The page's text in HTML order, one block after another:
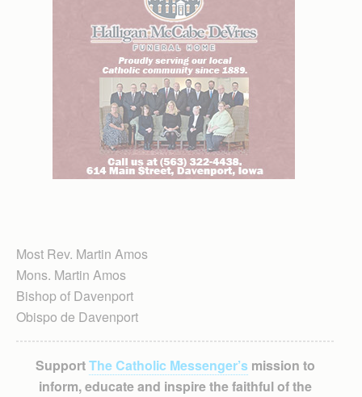
Most Rev. Martin Amos
Mons. Martin Amos
Bishop of Davenport
Obispo de Davenport
SupportThe Catholic Messenger’smission to
inform, educate and inspire the faithful of the